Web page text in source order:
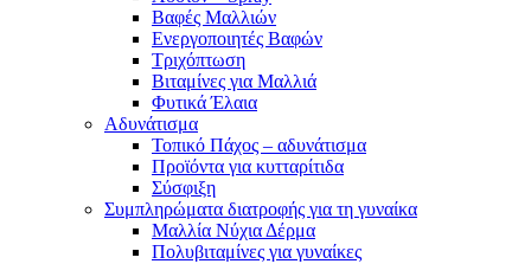
Βαφές Μαλλιών
Ενεργοποιητές Βαφών
Τριχόπτωση
Βιταμίνες για Μαλλιά
Φυτικά Έλαια
Αδυνάτισμα
Τοπικό Πάχος – αδυνάτισμα
Προϊόντα για κυτταρίτιδα
Σύσφιξη
Συμπληρώματα διατροφής για τη γυναίκα
Μαλλία Νύχια Δέρμα
Πολυβιταμίνες για γυναίκες